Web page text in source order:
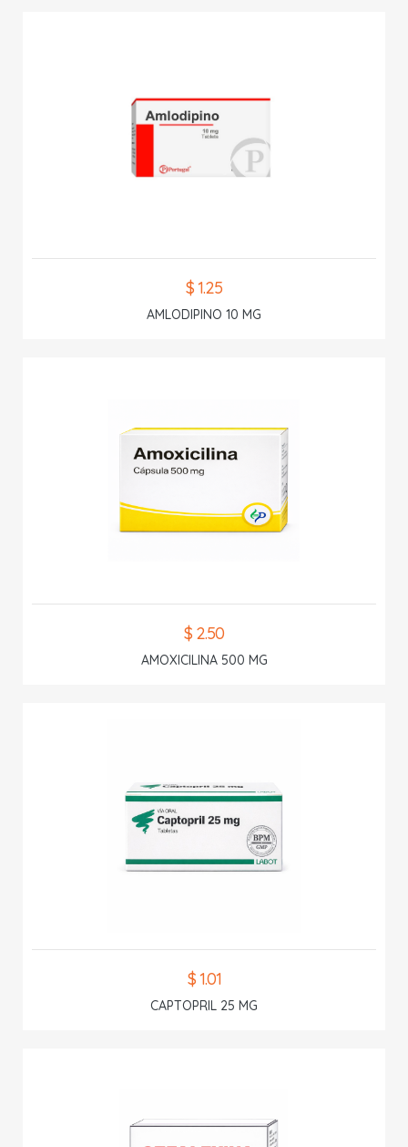
$ 1.25
AMLODIPINO 10 MG
$ 2.50
AMOXICILINA 500 MG
$ 1.01
CAPTOPRIL 25 MG